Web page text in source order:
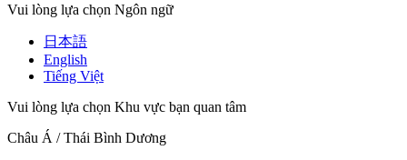
Vui lòng lựa chọn Ngôn ngữ
日本語
English
Tiếng Việt
Vui lòng lựa chọn Khu vực bạn quan tâm
Châu Á / Thái Bình Dương